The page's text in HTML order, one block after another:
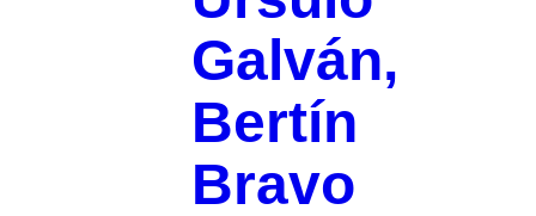
Galván,
Bertín
Bravo